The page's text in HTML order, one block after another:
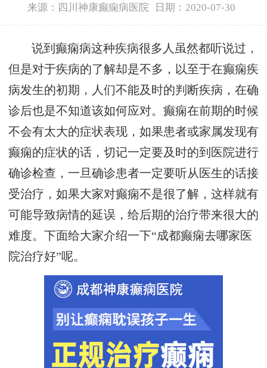
来源：四川神康癫痫病医院 日期：2020-07-30
说到癫痫病这种疾病很多人虽然都听说过，
但是对于疾病的了解却是不多，以至于在癫痫疾
病发生的初期，人们不能及时的判断疾病，在确
诊后也是不知道该如何应对。癫痫在前期的时候
不会有太大的症状表现，如果患者或家属发现有
癫痫的症状的话，切记一定要及时的到医院进行
确诊检查，一旦确诊患者一定要听从医生的话接
受治疗，如果大家对癫痫不是很了解，这样就有
可能导致病情的延误，给后期的治疗带来很大的
难度。下面给大家介绍一下“成都癫痫去哪家医
院治疗好”呢。